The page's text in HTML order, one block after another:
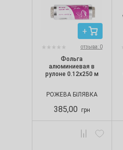
отзыва: 0
Фольга
алюминиевая в
рулоне 0.12х250 м
РОЖЕВА БІЛЯВКА
385,00 грн